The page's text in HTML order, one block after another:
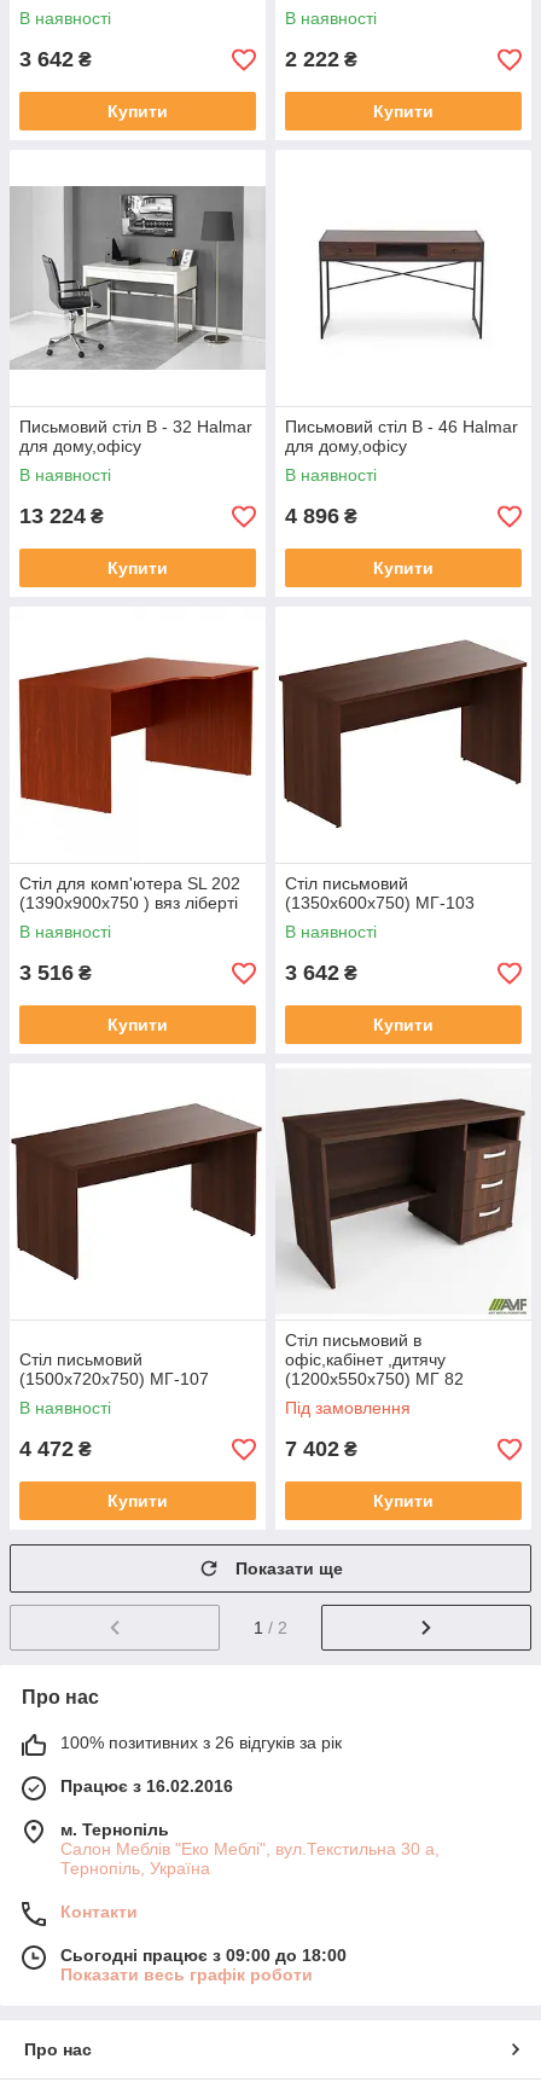
В наявності
3 642 ₴
Купити
В наявності
2 222 ₴
Купити
Письмовий стіл B - 32 Halmar
для дому,офісу
В наявності
13 224 ₴
Купити
Письмовий стіл B - 46 Halmar
для дому,офісу
В наявності
4 896 ₴
Купити
Стіл для комп'ютера SL 202
(1390х900х750 ) вяз ліберті
В наявності
3 516 ₴
Купити
Стіл письмовий
(1350х600х750) МГ-103
В наявності
3 642 ₴
Купити
Стіл письмовий
(1500х720х750) МГ-107
В наявності
4 472 ₴
Купити
Стіл письмовий в
офіс,кабінет ,дитячу
(1200х550х750) МГ 82
Під замовлення
7 402 ₴
Купити
Показати ще
1 / 2
Про нас
100% позитивних з 26 відгуків за рік
Працює з 16.02.2016
м. Тернопіль
Салон Меблів "Еко Меблі", вул.Текстильна 30 а,
Тернопіль, Україна
Контакти
Сьогодні працює з 09:00 до 18:00
Показати весь графік роботи
Про нас